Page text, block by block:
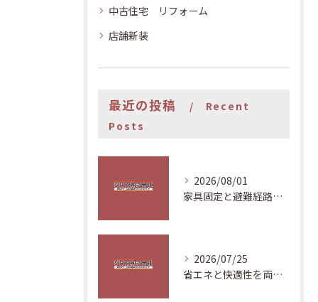
中古住宅 リフォーム
店舗新装
最近の投稿
Recent
Posts
2026/08/01
家具固定と避難経路で安全な住まいづくり
2026/07/25
省エネと快適性を両立する夏の対策